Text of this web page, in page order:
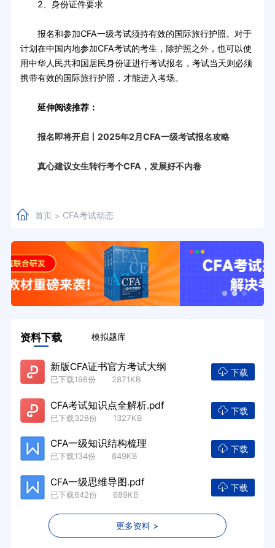
2、身份证件要求
报名和参加CFA一级考试须持有效的国际旅行护照。对于
计划在中国内地参加CFA考试的考生，除护照之外，也可以使
用中华人民共和国居民身份证进行考试报名，考试当天则必须
携带有效的国际旅行护照，才能进入考场。
延伸阅读推荐：
报名即将开启丨2025年2月CFA一级考试报名攻略
真心建议女生转行考个CFA，发展好不内卷
首页> CFA考试动态
资料下载 模拟题库
新版CFA证书官方考试大纲
已下载198份 2871KB
下载
CFA考试知识点全解析.pdf
已下载328份 1327KB
下载
CFA一级知识结构梳理
已下载134份 849KB
下载
CFA一级思维导图.pdf
已下载642份 689KB
下载
更多资料 >